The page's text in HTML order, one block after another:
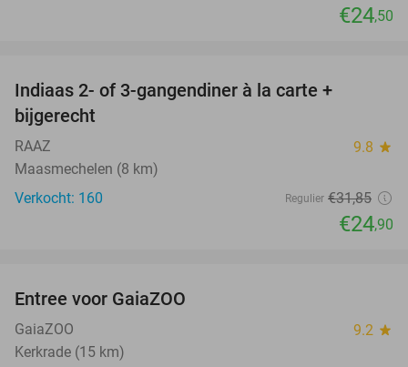
€24,50
Indiaas 2- of 3-gangendiner à la carte +
bijgerecht
RAAZ 9.8 star
Maasmechelen (8 km)
Verkocht: 160
Regulier €31,85
€24,90
Entree voor GaiaZOO
GaiaZOO 9.2 star
Kerkrade (15 km)